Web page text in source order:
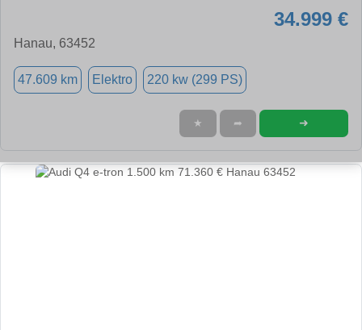
34.999 €
Hanau, 63452
47.609 km Elektro 220 kw (299 PS)
★ ➦ ➜